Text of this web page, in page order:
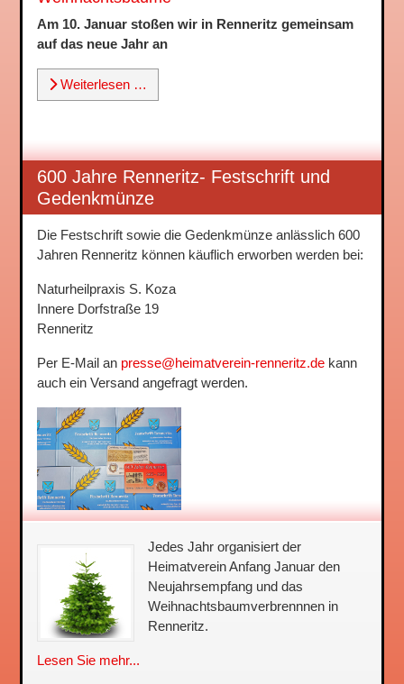
Am 10. Januar stoßen wir in Renneritz gemeinsam
auf das neue Jahr an
Weiterlesen …
600 Jahre Renneritz- Festschrift und
Gedenkmünze
Die Festschrift sowie die Gedenkmünze anlässlich 600
Jahren Renneritz können käuflich erworben werden bei:
Naturheilpraxis S. Koza
Innere Dorfstraße 19
Renneritz
Per E-Mail an presse@heimatverein-renneritz.de kann
auch ein Versand angefragt werden.
Jedes Jahr organisiert der
Heimatverein Anfang Januar den
Neujahrsempfang und das
Weihnachtsbaum­verbrennnen in
Renneritz.
Lesen Sie mehr...